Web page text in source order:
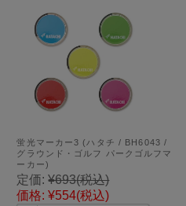
蛍光マーカー3 (ハタチ / BH6043 /
グラウンド・ゴルフ パークゴルフマ
ーカー)
定価: ¥693(税込)
価格: ¥554(税込)